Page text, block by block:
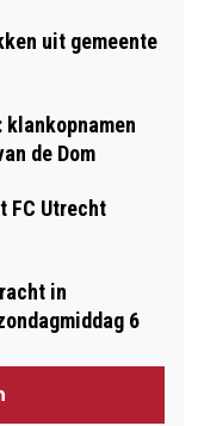
uit gemeente
klankopnamen
de Dom
FC Utrecht
in
6